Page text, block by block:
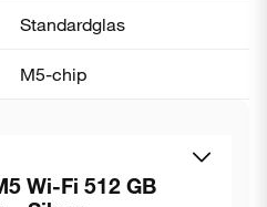
Standardglas
M5-chip
Wi-Fi 512 GB